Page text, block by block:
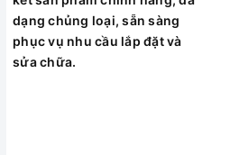
dạng chủng loại, sẵn sàng
phục vụ nhu cầu lắp đặt và
sửa chữa.